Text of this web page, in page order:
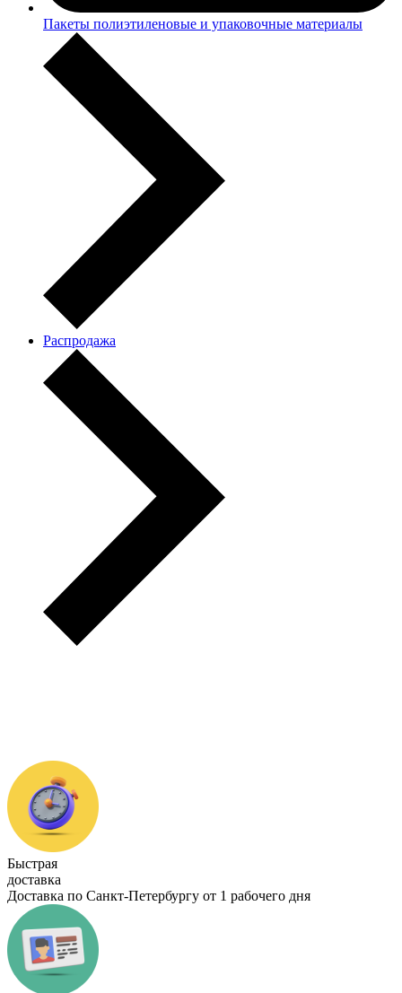
Пакеты полиэтиленовые и упаковочные материалы
Распродажа
Быстрая
доставка
Доставка по Санкт-Петербургу от 1 рабочего дня